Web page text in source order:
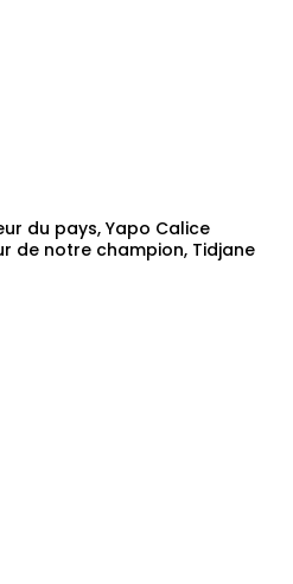
du pays, Yapo Calice
de notre champion, Tidjane